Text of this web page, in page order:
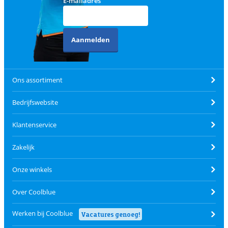
Aanmelden
Ons assortiment
Bedrijfswebsite
Klantenservice
Zakelijk
Onze winkels
Over Coolblue
Werken bij Coolblue Vacatures genoeg!